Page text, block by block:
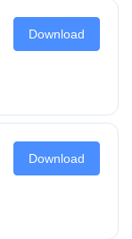
Download
Download